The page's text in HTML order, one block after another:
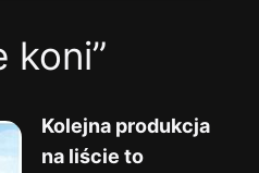
koni”
Kolejna produkcja
na liście to